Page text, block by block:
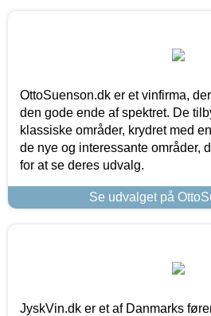
OttoSuenson.dk er et vinfirma,
den gode ende af spektret. De
klassiske områder, krydret med
de nye og interessante områder,
for at se deres udvalg.
Se udvalget på
JyskVin.dk er et af Danmarks